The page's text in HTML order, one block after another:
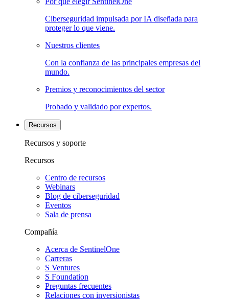
Ciberseguridad impulsada por IA diseñada para
proteger lo que viene.
Nuestros clientes
Con la confianza de las principales empresas del
mundo.
Premios y reconocimientos del sector
Probado y validado por expertos.
Recursos
Recursos y soporte
Recursos
Centro de recursos
Webinars
Blog de ciberseguridad
Eventos
Sala de prensa
Compañía
Acerca de SentinelOne
Carreras
S Ventures
S Foundation
Preguntas frecuentes
Relaciones con inversionistas